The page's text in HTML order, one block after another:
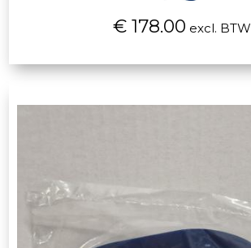
€ 178.00 excl. BTW